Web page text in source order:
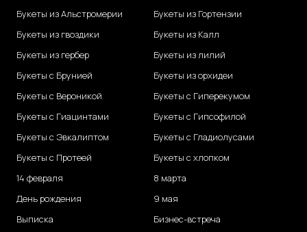
Букеты из Альстромерии
Букеты из гвоздики
Букеты из гербер
Букеты с Брунией
Букеты с Вероникой
Букеты с Гиацинтами
Букеты с Эвкалиптом
Букеты с Протеей
14 февраля
День рождения
Выписка
Букеты из Гортензии
Букеты из Калл
Букеты из лилий
Букеты из орхидеи
Букеты с Гиперекумом
Букеты с Гипсофилой
Букеты с Гладиолусами
Букеты с хлопком
8 марта
9 мая
Бизнес-встреча